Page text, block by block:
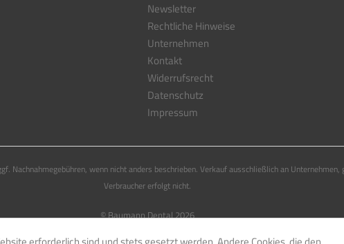
Newsletter
Rechtliche Hinweise
Unternehmen
Kontakt
Widerrufsrecht
Datenschutz
Impressum
Nachnahmegebühren, wenn nicht anders beschrieben. Verkauf ausschließlich an
Verbraucher erfolgt nicht.
© Baumann Dental 2026